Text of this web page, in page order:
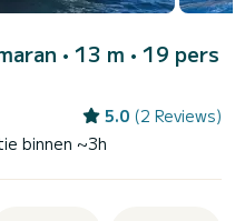
• 13 m • 19 pers
5.0 (2 Reviews)
binnen ~3h